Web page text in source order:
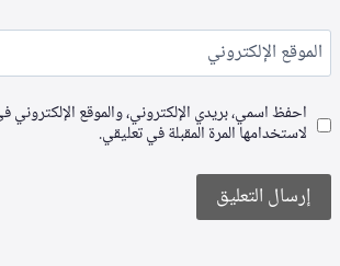
الموقع الإلكتروني
احفظ اسمي، بريدي الإلكتروني، والموقع
لاستخدامها المرة المقبلة في تعليقي.